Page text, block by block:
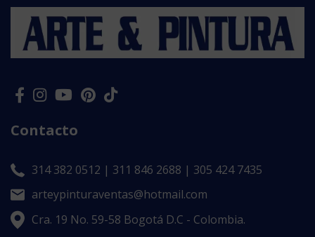
Contacto
314 382 0512 | 311 846 2688 | 305 424 7435
arteypinturaventas@hotmail.com
Cra. 19 No. 59-58 Bogotá D.C - Colombia.